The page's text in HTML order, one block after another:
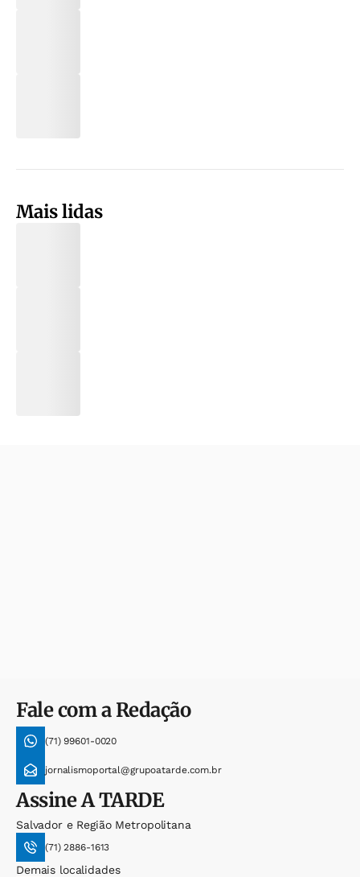
Mais lidas
Fale com a Redação
(71) 99601-0020
jornalismoportal@grupoatarde.com.br
AssineA TARDE
Salvador e Região Metropolitana
(71) 2886-1613
Demais localidades